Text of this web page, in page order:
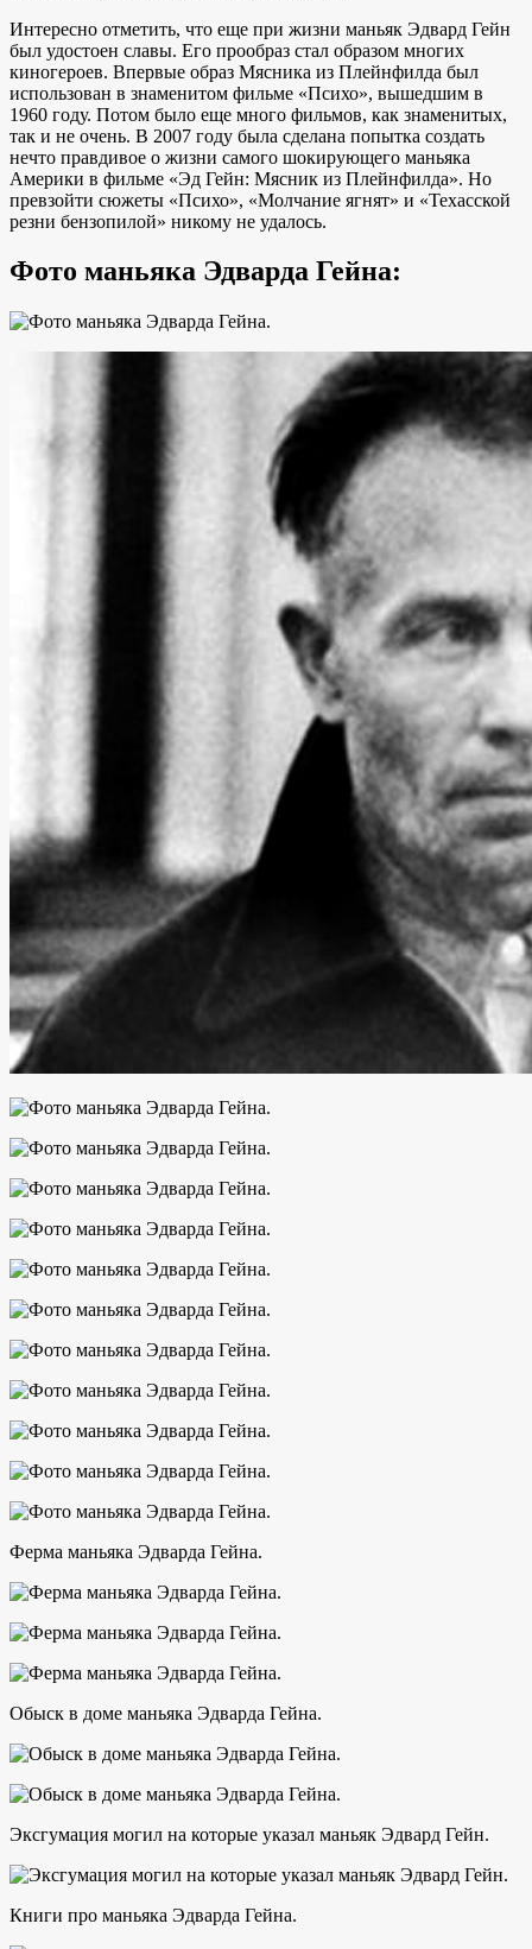
Интересно отметить, что еще при жизни маньяк Эдвард Гейн
был удостоен славы. Его прообраз стал образом многих
киногероев. Впервые образ Мясника из Плейнфилда был
использован в знаменитом фильме «Психо», вышедшим в
1960 году. Потом было еще много фильмов, как знаменитых,
так и не очень. В 2007 году была сделана попытка создать
нечто правдивое о жизни самого шокирующего маньяка
Америки в фильме «Эд Гейн: Мясник из Плейнфилда». Но
превзойти сюжеты «Психо», «Молчание ягнят» и «Техасской
резни бензопилой» никому не удалось.
Фото маньяка Эдварда Гейна:
Ферма маньяка Эдварда Гейна.
Обыск в доме маньяка Эдварда Гейна.
Эксгумация могил на которые указал маньяк Эдвард Гейн.
Книги про маньяка Эдварда Гейна.